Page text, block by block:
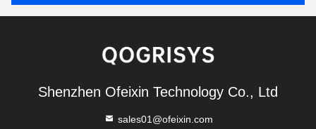
Shenzhen Ofeixin Technology Co., Ltd
sales01@ofeixin.com